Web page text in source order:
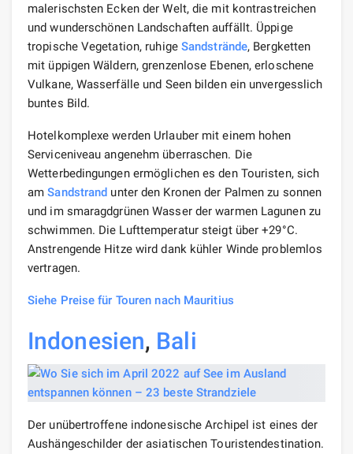
malerischsten Ecken der Welt, die mit kontrastreichen
und wunderschönen Landschaften auffällt. Üppige
tropische Vegetation, ruhige Sandstrände, Bergketten
mit üppigen Wäldern, grenzenlose Ebenen, erloschene
Vulkane, Wasserfälle und Seen bilden ein unvergesslich
buntes Bild.
Hotelkomplexe werden Urlauber mit einem hohen
Serviceniveau angenehm überraschen. Die
Wetterbedingungen ermöglichen es den Touristen, sich
amSandstrand unter den Kronen der Palmen zu sonnen
und im smaragdgrünen Wasser der warmen Lagunen zu
schwimmen. Die Lufttemperatur steigt über +29°С.
Anstrengende Hitze wird dank kühler Winde problemlos
vertragen.
Siehe Preise für Touren nach Mauritius
Indonesien, Bali
Der unübertroffene indonesische Archipel ist eines der
Aushängeschilder der asiatischen Touristendestination.